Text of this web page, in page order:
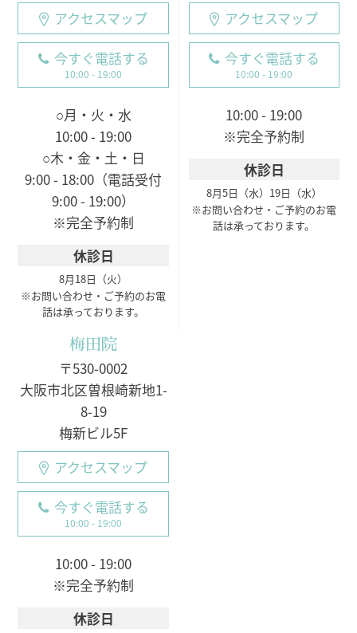
アクセスマップ
今すぐ電話する
10:00 - 19:00
○月・火・水
10:00 - 19:00
○木・金・土・日
9:00 - 18:00（電話受付
9:00 - 19:00）
※完全予約制
休診日
8月18日（火）
※お問い合わせ・ご予約のお電
話は承っております。
アクセスマップ
今すぐ電話する
10:00 - 19:00
10:00 - 19:00
※完全予約制
休診日
8月5日（水） 19日（水）
※お問い合わせ・ご予約のお電
話は承っております。
梅田院
〒530-0002
大阪市北区曽根崎新地1-
8-19
梅新ビル5F
アクセスマップ
今すぐ電話する
10:00 - 19:00
10:00 - 19:00
※完全予約制
休診日